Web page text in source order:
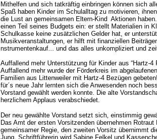
Mithelfen und sich tatkräftig einbringen können sich
Spaß haben Kinder im Schulalltag zu motivieren,
die Lust an gemeinsamen Eltern-Kind Aktionen
einen Teil seines Budgets ein: er stellt Materialien in
Schulkasse keine zusätzlichen Gelder hat, er
Musikveranstaltungen, er hilft mit finanziellen
nstrumentenkauf... und das alles unkompliziert und
Auffallend mehr Unterstützung für Kinder aus “Hartz-4
Auffallend mehr wurde der Förderkreis im
Familien aus Littenweiler mit Hartz-4 Bezügen gebeten!
für´s neue Jahr lernten sich die Anwesenden noch
Vorstand gewählt werden konnte. Die alte
herzlichem Applaus verabschiedet.
Der neu gewählte Vorstand setzt sich, einstimmig
Das Amt der ersten Vorsitzenden übernehmen
gemeinsamer Regie, den zweiten Vorsitz übernimmt
Jung, Schriftführerin wird Sabine Felkel und